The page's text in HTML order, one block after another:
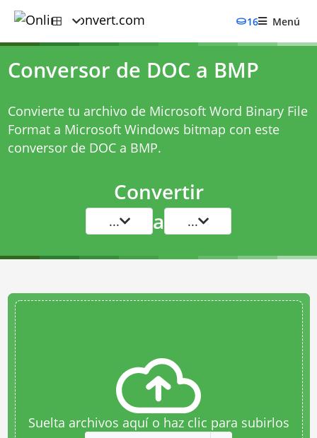
16 Menú
Conversor de DOC a BMP
Convierte tu archivo de Microsoft Word Binary File
Format a Microsoft Windows bitmap con este
conversor de DOC a BMP.
Convertir
... a ...
Suelta archivos aquí o haz clic para subirlos